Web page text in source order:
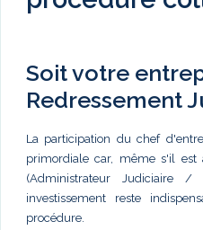
Soit votre
Redressement
La participation du chef
primordiale car, même s'il est
(Administrateur Judiciaire /
investissement reste
procédure.